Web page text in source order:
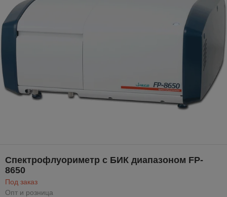
Спектрофлуориметр с БИК диапазоном FP-
8650
Под заказ
Опт и розница